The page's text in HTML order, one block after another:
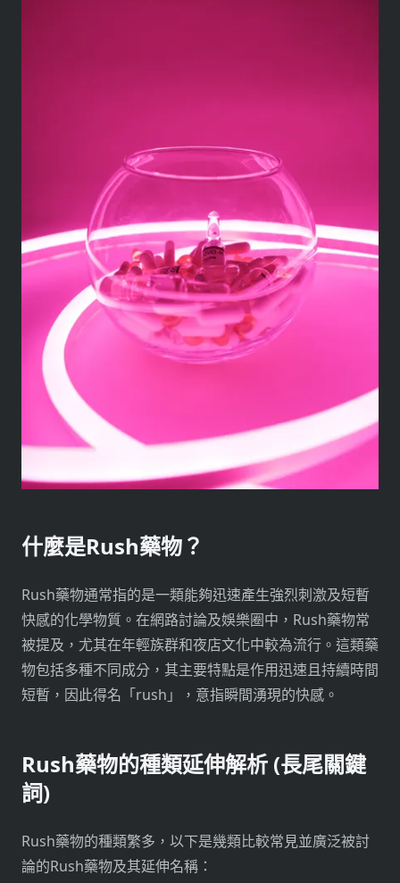
什麼是Rush藥物？
Rush藥物通常指的是一類能夠迅速產生強烈刺激及短暫
快感的化學物質。在網路討論及娛樂圈中，Rush藥物常
被提及，尤其在年輕族群和夜店文化中較為流行。這類藥
物包括多種不同成分，其主要特點是作用迅速且持續時間
短暫，因此得名「rush」，意指瞬間湧現的快感。
Rush藥物的種類延伸解析 (長尾關鍵
詞)
Rush藥物的種類繁多，以下是幾類比較常見並廣泛被討
論的Rush藥物及其延伸名稱：